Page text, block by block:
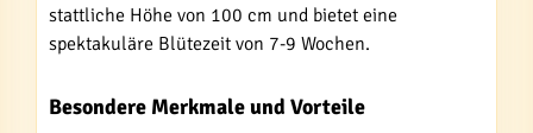
stattliche Höhe von 100 cm und bietet eine
spektakuläre Blütezeit von 7-9 Wochen.
Besondere Merkmale und Vorteile